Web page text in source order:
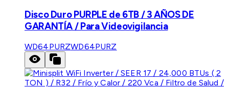
Disco Duro PURPLE de 6TB / 3 AÑOS DE
GARANTÍA / Para Videovigilancia
WD64PURZWD64PURZ